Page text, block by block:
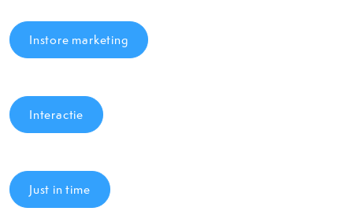
Instore marketing
Interactie
Just in time